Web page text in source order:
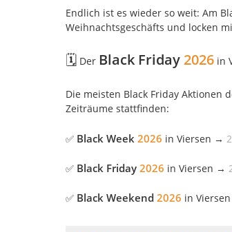
Endlich ist es wieder so weit: Am
Weihnachtsgeschäfts und locken
🗓️ Der Black Friday2026in
Die meisten Black Friday
Zeiträume stattfinden:
✅ Black Week2026 in Viersen →
✅ Black Friday2026 in Viersen →
✅ Black Weekend 2026 in Viersen